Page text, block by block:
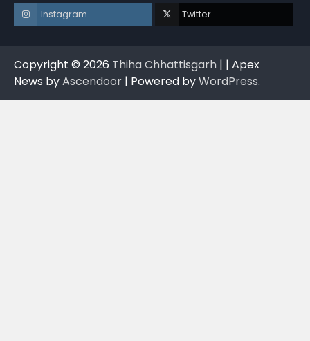
Instagram Twitter
Copyright © 2026 Thiha Chhattisgarh | | Apex
News byAscendoor | Powered byWordPress.